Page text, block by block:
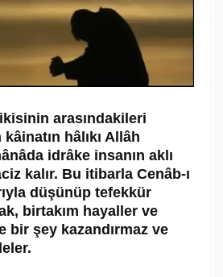
arasındakileri
hâlıkı Allâh
idrâke insanın aklı
kalır. Bu itibarla Cenâb-ı
düşünüp tefekkür
birtakım hayaller ve
bir şey kazandırmaz ve